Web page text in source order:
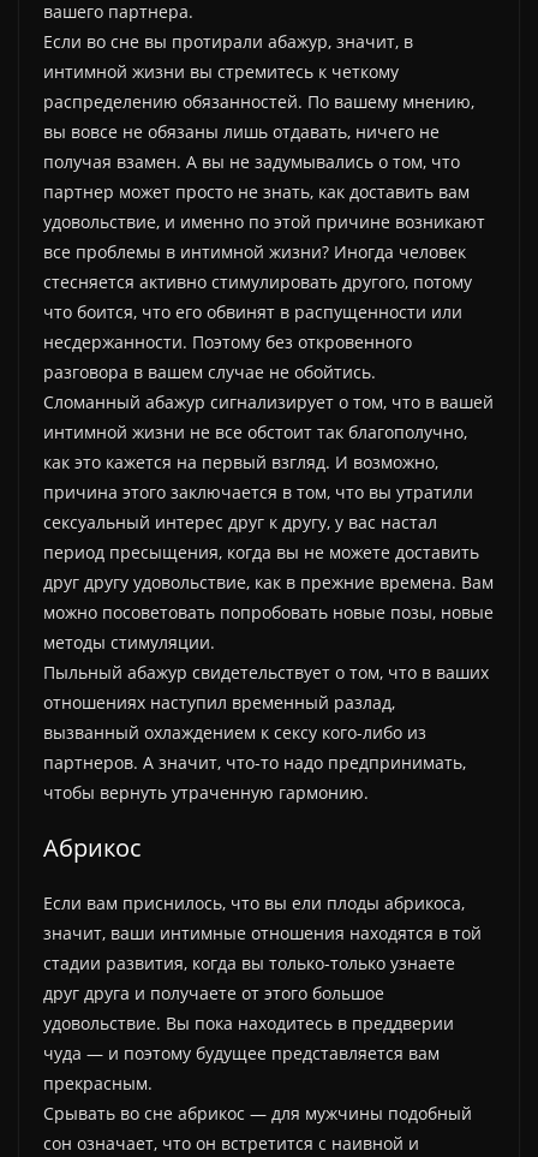
вашего партнера.
Если во сне вы протирали абажур, значит, в
интимной жизни вы стремитесь к четкому
распределению обязанностей. По вашему мнению,
вы вовсе не обязаны лишь отдавать, ничего не
получая взамен. А вы не задумывались о том, что
партнер может просто не знать, как доставить вам
удовольствие, и именно по этой причине возникают
все проблемы в интимной жизни? Иногда человек
стесняется активно стимулировать другого, потому
что боится, что его обвинят в распущенности или
несдержанности. Поэтому без откровенного
разговора в вашем случае не обойтись.
Сломанный абажур сигнализирует о том, что в вашей
интимной жизни не все обстоит так благополучно,
как это кажется на первый взгляд. И возможно,
причина этого заключается в том, что вы утратили
сексуальный интерес друг к другу, у вас настал
период пресыщения, когда вы не можете доставить
друг другу удовольствие, как в прежние времена. Вам
можно посоветовать попробовать новые позы, новые
методы стимуляции.
Пыльный абажур свидетельствует о том, что в ваших
отношениях наступил временный разлад,
вызванный охлаждением к сексу кого-либо из
партнеров. А значит, что-то надо предпринимать,
чтобы вернуть утраченную гармонию.
Абрикос
Если вам приснилось, что вы ели плоды абрикоса,
значит, ваши интимные отношения находятся в той
стадии развития, когда вы только-только узнаете
друг друга и получаете от этого большое
удовольствие. Вы пока находитесь в преддверии
чуда — и поэтому будущее представляется вам
прекрасным.
Срывать во сне абрикос — для мужчины подобный
сон означает, что он встретится с наивной и